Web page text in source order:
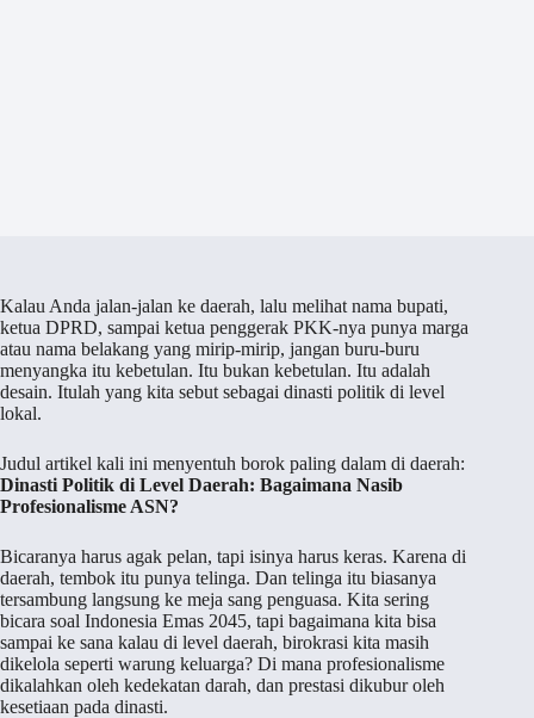
Kalau Anda jalan-jalan ke daerah, lalu melihat nama bupati,
ketua DPRD, sampai ketua penggerak PKK-nya punya marga
atau nama belakang yang mirip-mirip, jangan buru-buru
menyangka itu kebetulan. Itu bukan kebetulan. Itu adalah
desain. Itulah yang kita sebut sebagai dinasti politik di level
lokal.
Judul artikel kali ini menyentuh borok paling dalam di daerah:
Dinasti Politik di Level Daerah: Bagaimana Nasib
Profesionalisme ASN?
Bicaranya harus agak pelan, tapi isinya harus keras. Karena di
daerah, tembok itu punya telinga. Dan telinga itu biasanya
tersambung langsung ke meja sang penguasa. Kita sering
bicara soal Indonesia Emas 2045, tapi bagaimana kita bisa
sampai ke sana kalau di level daerah, birokrasi kita masih
dikelola seperti warung keluarga? Di mana profesionalisme
dikalahkan oleh kedekatan darah, dan prestasi dikubur oleh
kesetiaan pada dinasti.